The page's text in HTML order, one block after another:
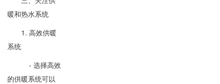
暖和热水系统
1. 高效供暖
系统
- 选择高效
的供暖系统可以